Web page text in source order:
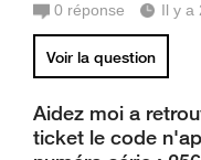
0 réponse Il y a
Voir la question
Aidez moi a
ticket le code